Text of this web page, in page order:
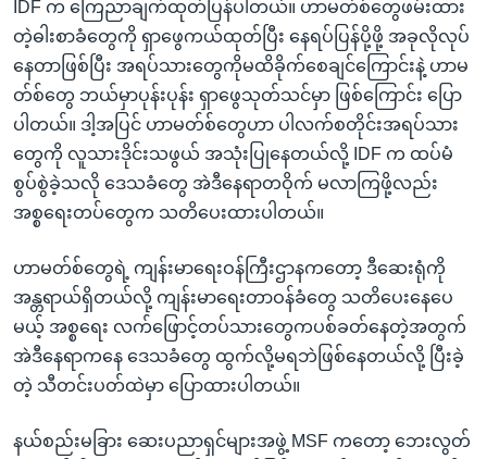
IDF က ကြေညာချက်ထုတ်ပြန်ပါတယ်။ ဟာမတ်စ်တွေဖမ်းထား
တဲ့ဓါးစာခံတွေကို ရှာဖွေကယ်ထုတ်ပြီး နေရပ်ပြန်ပို့ဖို့ အခုလိုလုပ်
နေတာဖြစ်ပြီး အရပ်သားတွေကိုမထိခိုက်စေချင်ကြောင်းနဲ့ ဟာမ
တ်စ်တွေ ဘယ်မှာပုန်းပုန်း ရှာဖွေသုတ်သင်မှာ ဖြစ်ကြောင်း ပြော
ပါတယ်။ ဒါ့အပြင် ဟာမတ်စ်တွေဟာ ပါလက်စတိုင်းအရပ်သား
တွေကို လူသားဒိုင်းသဖွယ် အသုံးပြုနေတယ်လို့ IDF က ထပ်မံ
စွပ်စွဲခဲ့သလို ဒေသခံတွေ အဲဒီနေရာတဝိုက် မလာကြဖို့လည်း
အစ္စရေးတပ်တွေက သတိပေးထားပါတယ်။
ဟာမတ်စ်တွေရဲ့ ကျန်းမာရေးဝန်ကြီးဌာနကတော့ ဒီဆေးရုံကို
အန္တရာယ်ရှိတယ်လို့ ကျန်းမာရေးတာဝန်ခံတွေ သတိပေးနေပေ
မယ့် အစ္စရေး လက်ဖြောင့်တပ်သားတွေကပစ်ခတ်နေတဲ့အတွက်
အဲဒီနေရာကနေ ဒေသခံတွေ ထွက်လို့မရဘဲဖြစ်နေတယ်လို့ ပြီးခဲ့
တဲ့ သီတင်းပတ်ထဲမှာ ပြောထားပါတယ်။
နယ်စည်းမခြား ဆေးပညာရှင်များအဖွဲ့ MSF ကတော့ ဘေးလွတ်